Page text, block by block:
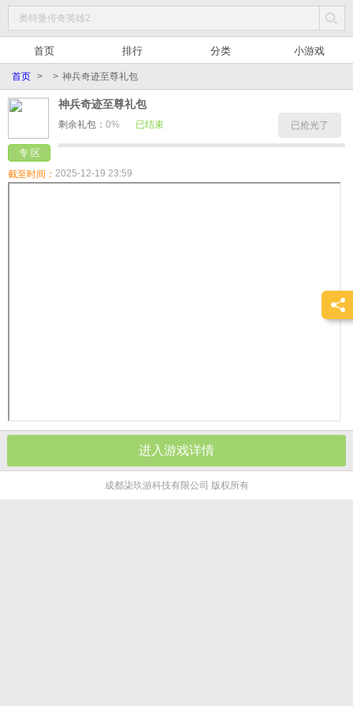
首页 排行 分类 小游戏
首页 > > 神兵奇迹至尊礼包
专 区
神兵奇迹至尊礼包
剩余礼包： 0% 已结束 已抢光了
截至时间： 2025-12-19 23:59
进入游戏详情
成都柒玖游科技有限公司 版权所有